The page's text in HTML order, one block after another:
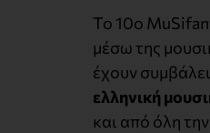
Το 10ο
μέσω της
έχουν
ελληνική
και από όλη